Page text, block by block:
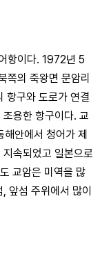
항이다. 1972년 5
쪽의 죽왕면 문암리
항구와 도로가 연결
용한 항구이다. 교
안에서 청어가 제
속되었고 일본으로
교암은 미역을 많
앞섬 주위에서 많이